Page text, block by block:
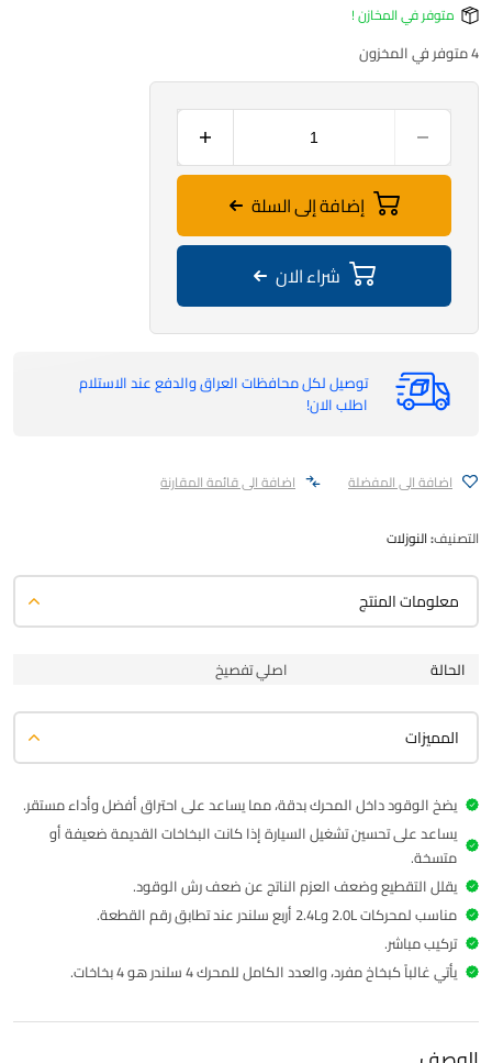
متوفر في المخازن !
4 متوفر في المخزون
إضافة إلى السلة
شراء الان
توصيل لكل محافظات العراق والدفع عند الاستلام
اطلب الان!
اضافة الى المفضلة اضافة الى قائمة المقارنة
التصنيف:النوزلات
معلومات المنتج
الحالة اصلي تفصيخ
المميزات
يضخ الوقود داخل المحرك بدقة، مما يساعد على احتراق أفضل وأداء مستقر.
يساعد على تحسين تشغيل السيارة إذا كانت البخاخات القديمة ضعيفة أو
متسخة.
يقلل التقطيع وضعف العزم الناتج عن ضعف رش الوقود.
مناسب لمحركات 2.0L و2.4L أربع سلندر عند تطابق رقم القطعة.
تركيب مباشر.
يأتي غالباً كبخاخ مفرد، والعدد الكامل للمحرك 4 سلندر هو 4 بخاخات.